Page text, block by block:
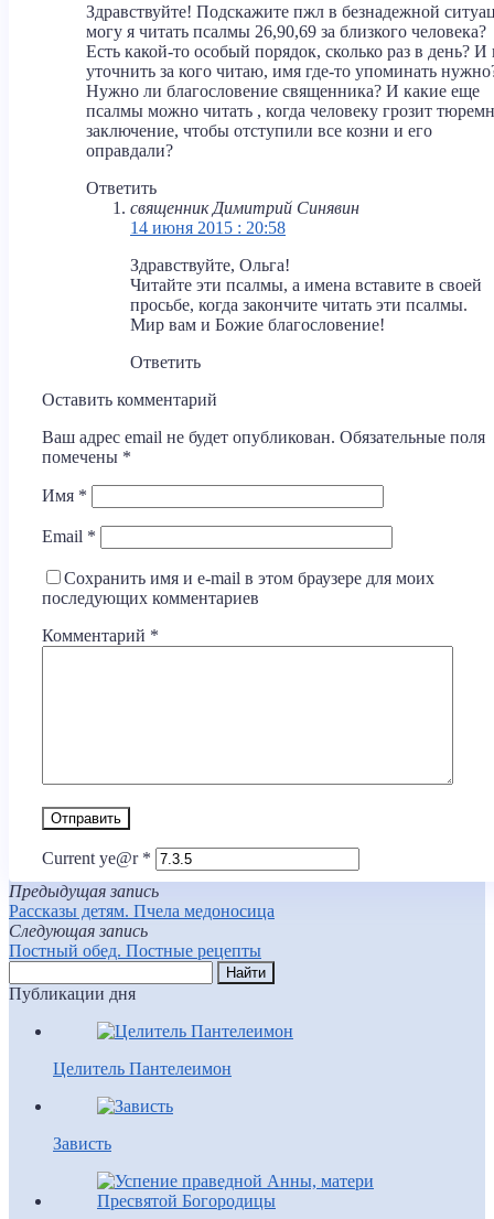
Здравствуйте! Подскажите пжл в безнадежной
могу я читать псалмы 26,90,69 за близкого человека?
Есть какой-то особый порядок, сколько раз в день? И
уточнить за кого читаю, имя где-то упоминать
Нужно ли благословение священника? И какие еще
псалмы можно читать , когда человеку грозит
заключение, чтобы отступили все козни и его
оправдали?
Ответить
священник Димитрий Синявин
14 июня 2015 : 20:58
Здравствуйте, Ольга!
Читайте эти псалмы, а имена вставите в своей
просьбе, когда закончите читать эти псалмы.
Мир вам и Божие благословение!
Ответить
Оставить комментарий
Ваш адрес email не будет опубликован. Обязательные поля
помечены *
Имя *
Email *
Сохранить имя и e-mail в этом браузере для моих
последующих комментариев
Комментарий *
Current ye@r *
Предыдущая запись
Рассказы детям. Пчела медоносица
Следующая запись
Постный обед. Постные рецепты
Публикации дня
Целитель Пантелеимон
Зависть